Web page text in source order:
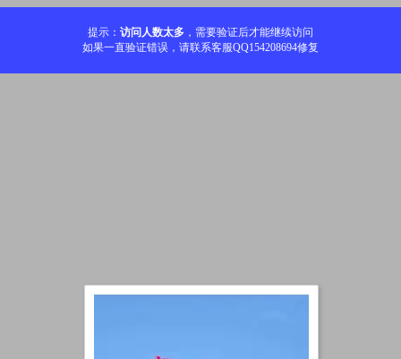
提示： 访问人数太多 ，需要验证后才能继续访问
如果一直验证错误，请联系客服QQ154208694修复